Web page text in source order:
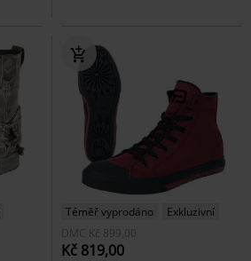
Téměř vyprodáno
Exkluzivní
DMC
Kč 899,00
Kč 819,00